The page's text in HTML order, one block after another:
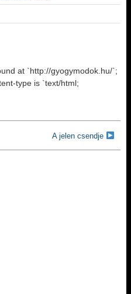
at `http://gyogymodok.hu/`;
type is `text/html;
A jelen csendje